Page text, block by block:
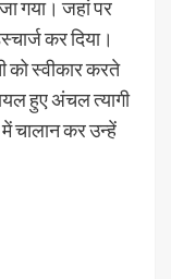
गया। जहां पर
कर दिया।
को स्वीकार करते
हुए अंचल त्यागी
चालान कर उन्हें